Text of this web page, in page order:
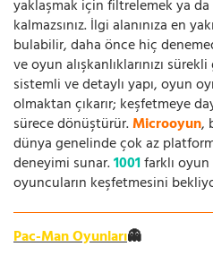
yaklaşmak için filtrelemek ya
kalmazsınız. İlgi alanınıza en
bulabilir, daha önce hiç
ve oyun alışkanlıklarınızı
sistemli ve detaylı yapı, oyun
olmaktan çıkarır; keşfetmeye
sürece dönüştürür.Microoyun,
dünya genelinde çok az
deneyimi sunar.1001farklı
oyuncuların keşfetmesini
Pac-Man Oyunları👻